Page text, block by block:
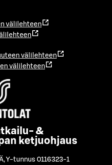
välilehteen
välilehteen
välilehteen
&
ketjuohjaus
,Y-tunnus 0116323-1